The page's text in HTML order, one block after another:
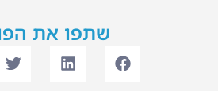
שתפו את